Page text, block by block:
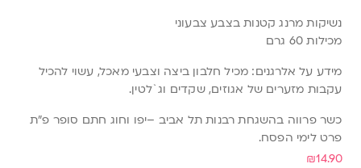
נשיקות מרנג קטנות בצבע צבעוני
מכילות 60 גרם
מידע על אלרגנים: מכיל חלבון ביצה וצבעי מאכל, עשוי להכיל
עקבות מזערים של אגוזים, שקדים וג`לטין.
כשר פרווה בהשגחת רבנות תל אביב –יפו וחוג חתם סופר פ”ת
פרט לימי הפסח.
₪14.90